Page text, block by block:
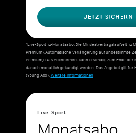
JETZT SICHERN
*Live-Sport 12-Monatsabo: Die Mindestvertragslaufzeit 12
Premium). Automatische Verlängerung auf unbestimmte
Premium). Das Abonnement kann erstmalig zum Ende der
danach monatlich gekündigt werden. Das Angebot gilt für
(Young Abo).Weitere Informationen
Live-Sport